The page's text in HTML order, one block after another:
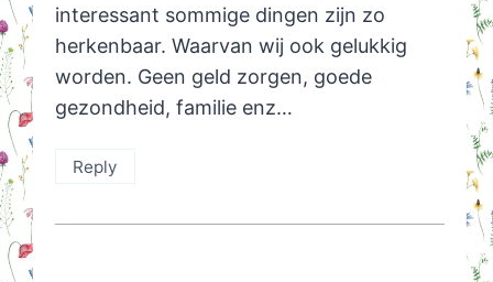
interessant sommige dingen zijn zo
herkenbaar. Waarvan wij ook gelukkig
worden. Geen geld zorgen, goede
gezondheid, familie enz…
Reply